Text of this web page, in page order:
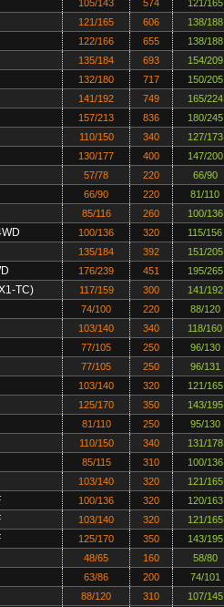
105/143 574 121/165
121/165 606 138/188
122/166 655 138/188
135/184 693 154/209
132/180 717 150/205
141/192 749 165/224
157/213 836 180/245
110/150 340 127/173
130/177 400 147/200
57/78 220 66/90
66/90 220 81/110
85/116 260 100/136
100/136 320 115/156
135/184 392 151/205
176/239 451 195/265
TC) 117/159 300 141/192
74/100 220 88/120
103/140 340 118/160
77/105 250 96/130
77/105 250 96/131
103/140 320 121/165
125/170 350 143/195
81/110 250 95/130
110/150 340 131/178
85/115 310 100/136
103/140 320 121/165
100/136 320 120/163
103/140 320 121/165
125/170 350 143/195
48/65 160 58/80
63/86 200 74/101
88/120 310 107/145